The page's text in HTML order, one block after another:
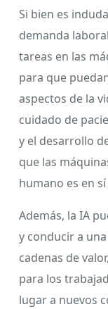
Si bien es
demanda
tareas en las
para que
aspectos de la
cuidado de
y el desarrollo
que las
humano es en
Además, la IA
y conducir a
cadenas de
para los
lugar a nuevos